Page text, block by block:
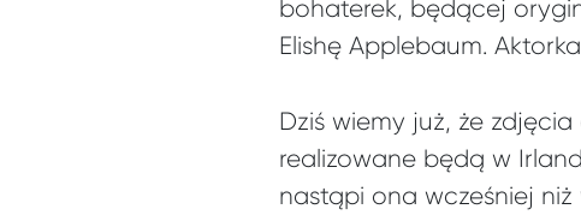
bohaterek, będącej
Elishę Applebaum.
Dziś wiemy już, że
realizowane będą w
nastąpi ona wcześniej niż